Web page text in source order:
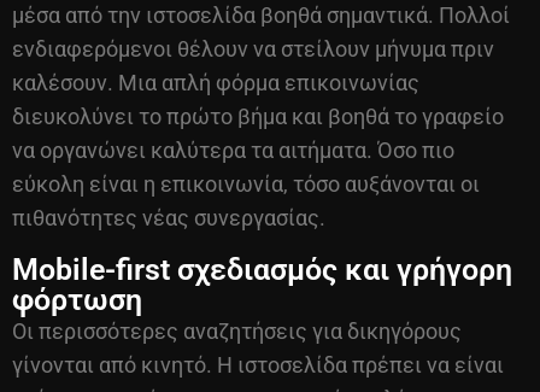
μέσα από την ιστοσελίδα βοηθά σημαντικά. Πολλοί
ενδιαφερόμενοι θέλουν να στείλουν μήνυμα πριν
καλέσουν. Μια απλή φόρμα επικοινωνίας
διευκολύνει το πρώτο βήμα και βοηθά το γραφείο
να οργανώνει καλύτερα τα αιτήματα. Όσο πιο
εύκολη είναι η επικοινωνία, τόσο αυξάνονται οι
πιθανότητες νέας συνεργασίας.
Mobile-first σχεδιασμός και γρήγορη
φόρτωση
Οι περισσότερες αναζητήσεις για δικηγόρους
γίνονται από κινητό. Η ιστοσελίδα πρέπει να είναι